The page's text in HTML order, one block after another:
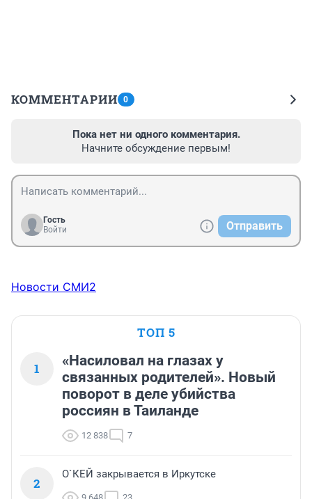
КОММЕНТАРИИ 0
Пока нет ни одного комментария.
Начните обсуждение первым!
Гость
Войти
Отправить
Новости СМИ2
ТОП 5
1
«Насиловал на глазах у
связанных родителей». Новый
поворот в деле убийства
россиян в Таиланде
12 838 7
2
О`КЕЙ закрывается в Иркутске